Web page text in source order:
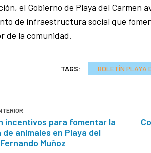
el Gobierno de Playa del Carmen
de infraestructura social que
de la comunidad.
TAGS: BOLETÍN PLAYA
incentivos para fomentar la
de animales en Playa del
Muñoz